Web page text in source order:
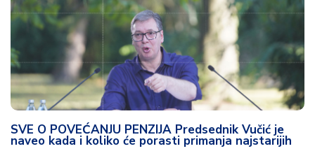
SVE O POVEĆANJU PENZIJA Predsednik Vučić je
naveo kada i koliko će porasti primanja najstarijih